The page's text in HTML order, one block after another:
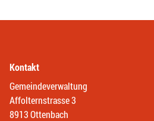
Kontakt
Gemeindeverwaltung
Affolternstrasse 3
8913 Ottenbach